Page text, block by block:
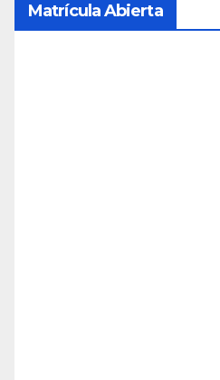
Matrícula Abierta